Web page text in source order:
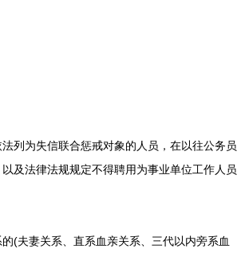
列为失信联合惩戒对象的人员，在以往公务员
及法律法规规定不得聘用为事业单位工作人员
(夫妻关系、直系血亲关系、三代以内旁系血